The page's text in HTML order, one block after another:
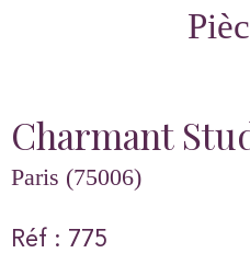
Charmant
Paris (75006)
Réf : 775